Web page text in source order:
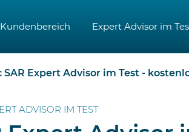
Kundenbereich Expert Advisor im
Expert Advisor im Test - kostenloser
ADVISOR IM TEST